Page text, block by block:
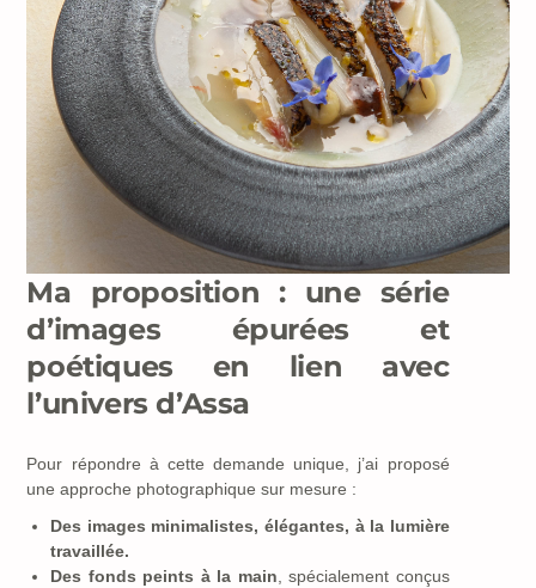
Ma proposition : une série
d’images épurées et
poétiques en lien avec
l’univers d’Assa
Pour répondre à cette demande unique, j’ai proposé
une approche photographique sur mesure :
Des images minimalistes, élégantes, à la lumière
travaillée.
Des fonds peints à la main, spécialement conçus